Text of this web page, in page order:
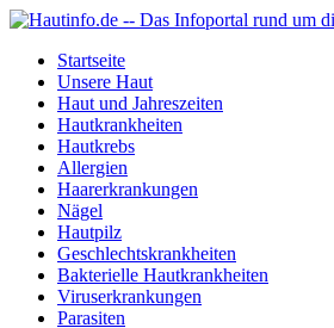
Startseite
Unsere Haut
Haut und Jahreszeiten
Hautkrankheiten
Hautkrebs
Allergien
Haarerkrankungen
Nägel
Hautpilz
Geschlechtskrankheiten
Bakterielle Hautkrankheiten
Viruserkrankungen
Parasiten